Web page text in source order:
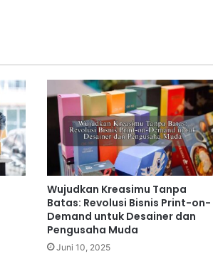
Wujudkan Kreasimu Tanpa
Batas: Revolusi Bisnis Print-on-
Demand untuk Desainer dan
Pengusaha Muda
Juni 10, 2025